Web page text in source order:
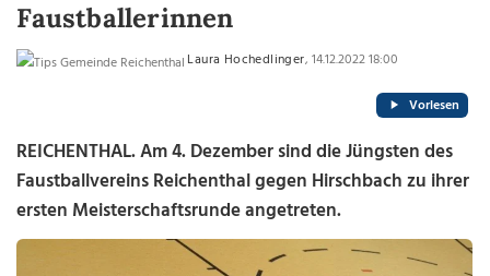
Faustballerinnen
Laura Hochedlinger, 14.12.2022 18:00
Vorlesen
REICHENTHAL.Am 4. Dezember sind die Jüngsten des
Faustballvereins Reichenthal gegen Hirschbach zu ihrer
ersten Meisterschaftsrunde angetreten.